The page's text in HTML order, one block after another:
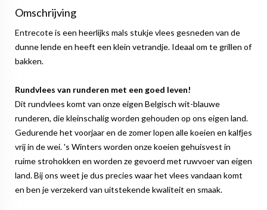
Omschrijving
Entrecote is een heerlijks mals stukje vlees gesneden van de
dunne lende en heeft een klein vetrandje. Ideaal om te grillen of
bakken.
Rundvlees van runderen met een goed leven!
Dit rundvlees komt van onze eigen Belgisch wit-blauwe
runderen, die kleinschalig worden gehouden op ons eigen land.
Gedurende het voorjaar en de zomer lopen alle koeien en kalfjes
vrij in de wei. 's Winters worden onze koeien gehuisvest in
ruime strohokken en worden ze gevoerd met ruwvoer van eigen
land. Bij ons weet je dus precies waar het vlees vandaan komt
en ben je verzekerd van uitstekende kwaliteit en smaak.